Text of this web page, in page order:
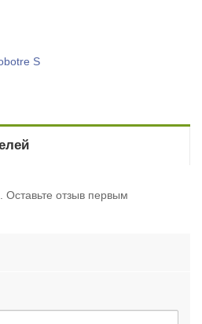
S
Оставьте отзыв первым